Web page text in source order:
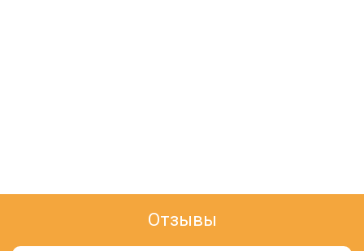
Отзывы